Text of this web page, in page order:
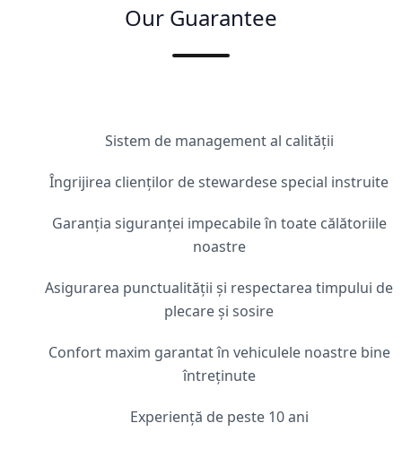
Our Guarantee
Sistem de management al calității
Îngrijirea clienților de stewardese special instruite
Garanția siguranței impecabile în toate călătoriile
noastre
Asigurarea punctualității și respectarea timpului de
plecare și sosire
Confort maxim garantat în vehiculele noastre bine
întreținute
Experiență de peste 10 ani